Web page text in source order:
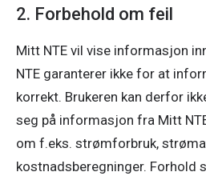
2. Forbehold om feil
Mitt NTE vil vise informasjon
NTE garanterer ikke for at
korrekt. Brukeren kan derfor
seg på informasjon fra Mitt
om f.eks. strømforbruk,
kostnadsberegninger. Forhold